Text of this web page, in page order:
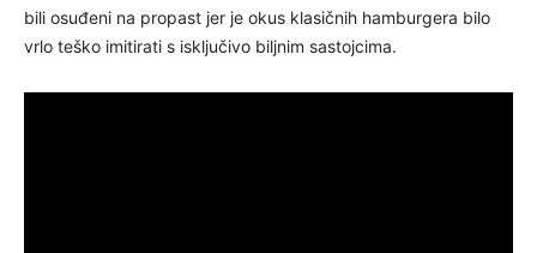
bili osuđeni na propast jer je okus klasičnih hamburgera bilo
vrlo teško imitirati s isključivo biljnim sastojcima.